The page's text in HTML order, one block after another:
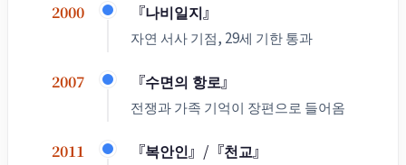
2000 『나비일지』
자연 서사 기점, 29세 기한 통과
2007 『수면의 항로』
전쟁과 가족 기억이 장편으로 들어옴
2011 『복안인』/『천교』